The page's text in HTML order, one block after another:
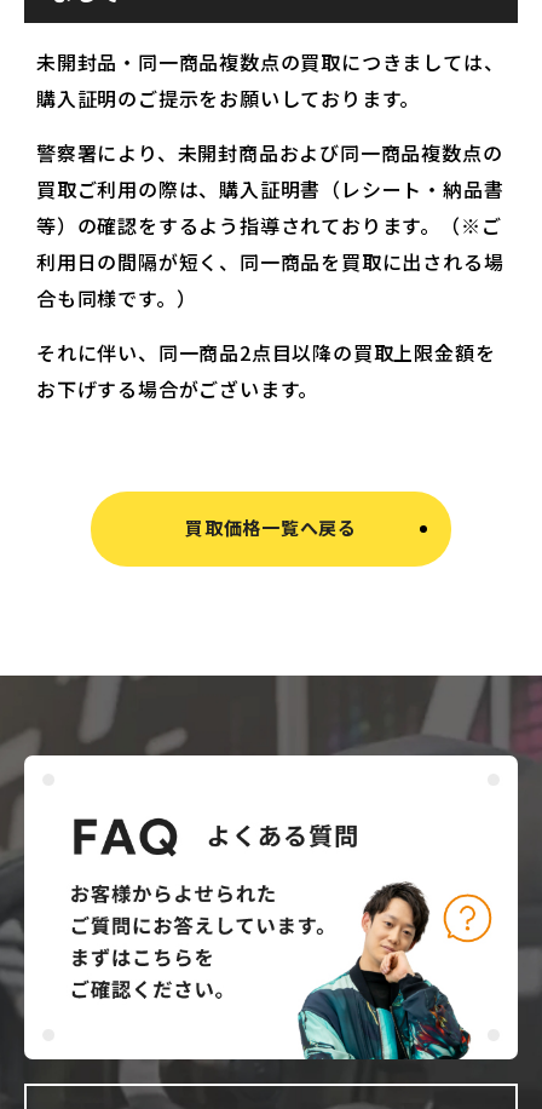
未開封品・同一商品複数点の買取につきましては、
購入証明のご提示をお願いしております。
警察署により、未開封商品および同一商品複数点の
買取ご利用の際は、購入証明書（レシート・納品書
等）の確認をするよう指導されております。（※ご
利用日の間隔が短く、同一商品を買取に出される場
合も同様です。）
それに伴い、同一商品2点目以降の買取上限金額を
お下げする場合がございます。
買取価格一覧へ戻る